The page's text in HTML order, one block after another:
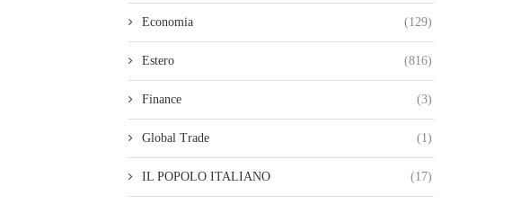
Economia (129)
Estero (816)
Finance (3)
Global Trade (1)
IL POPOLO ITALIANO (17)